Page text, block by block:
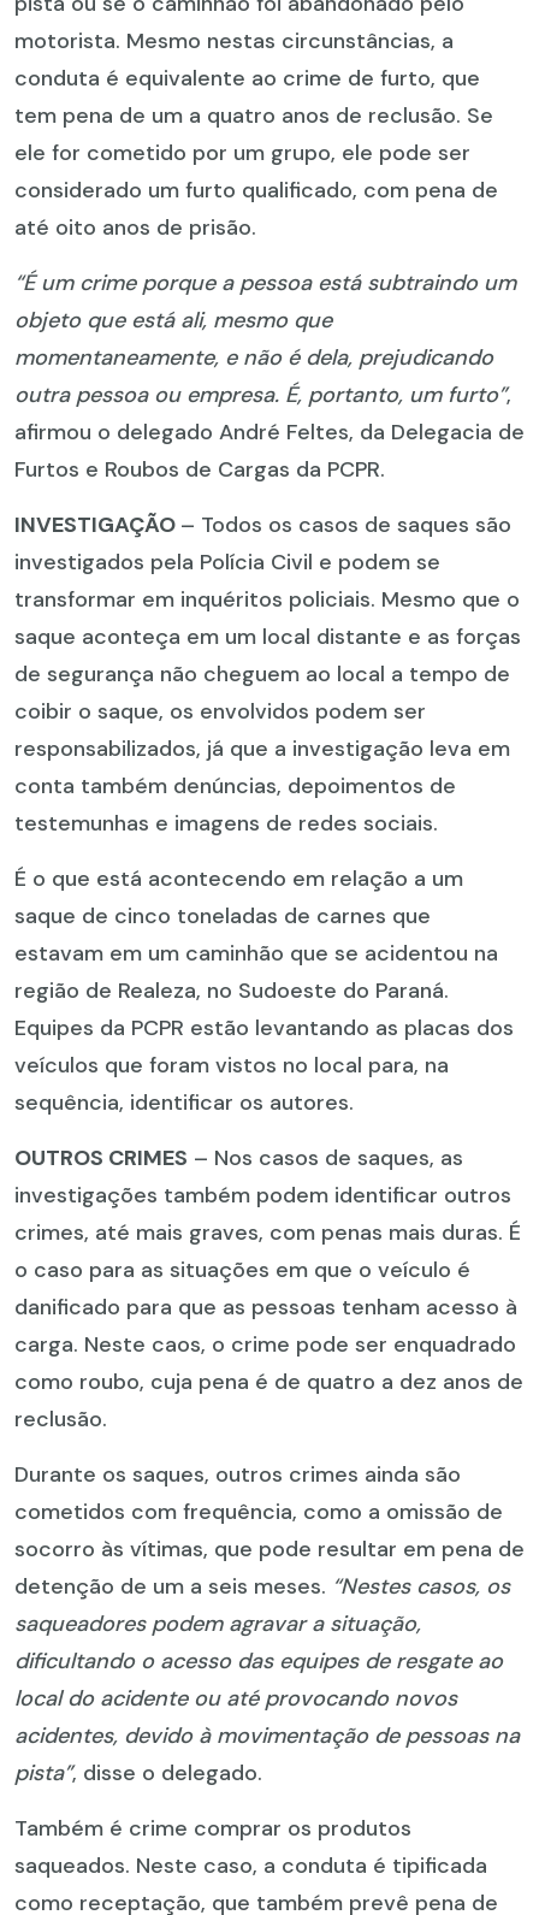
motorista. Mesmo nestas circunstâncias, a
conduta é equivalente ao crime de furto, que
tem pena de um a quatro anos de reclusão. Se
ele for cometido por um grupo, ele pode ser
considerado um furto qualificado, com pena de
até oito anos de prisão.
“É um crime porque a pessoa está subtraindo um
objeto que está ali, mesmo que
momentaneamente, e não é dela, prejudicando
outra pessoa ou empresa. É, portanto, um furto”,
afirmou o delegado André Feltes, da Delegacia de
Furtos e Roubos de Cargas da PCPR.
INVESTIGAÇÃO – Todos os casos de saques são
investigados pela Polícia Civil e podem se
transformar em inquéritos policiais. Mesmo que o
saque aconteça em um local distante e as forças
de segurança não cheguem ao local a tempo de
coibir o saque, os envolvidos podem ser
responsabilizados, já que a investigação leva em
conta também denúncias, depoimentos de
testemunhas e imagens de redes sociais.
É o que está acontecendo em relação a um
saque de cinco toneladas de carnes que
estavam em um caminhão que se acidentou na
região de Realeza, no Sudoeste do Paraná.
Equipes da PCPR estão levantando as placas dos
veículos que foram vistos no local para, na
sequência, identificar os autores.
OUTROS CRIMES – Nos casos de saques, as
investigações também podem identificar outros
crimes, até mais graves, com penas mais duras. É
o caso para as situações em que o veículo é
danificado para que as pessoas tenham acesso à
carga. Neste caos, o crime pode ser enquadrado
como roubo, cuja pena é de quatro a dez anos de
reclusão.
Durante os saques, outros crimes ainda são
cometidos com frequência, como a omissão de
socorro às vítimas, que pode resultar em pena de
detenção de um a seis meses. “Nestes casos, os
saqueadores podem agravar a situação,
dificultando o acesso das equipes de resgate ao
local do acidente ou até provocando novos
acidentes, devido à movimentação de pessoas na
pista”, disse o delegado.
Também é crime comprar os produtos
saqueados. Neste caso, a conduta é tipificada
como receptação, que também prevê pena de